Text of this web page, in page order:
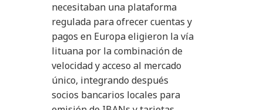
necesitaban una plataforma
regulada para ofrecer cuentas y
pagos en Europa eligieron la vía
lituana por la combinación de
velocidad y acceso al mercado
único, integrando después
socios bancarios locales para